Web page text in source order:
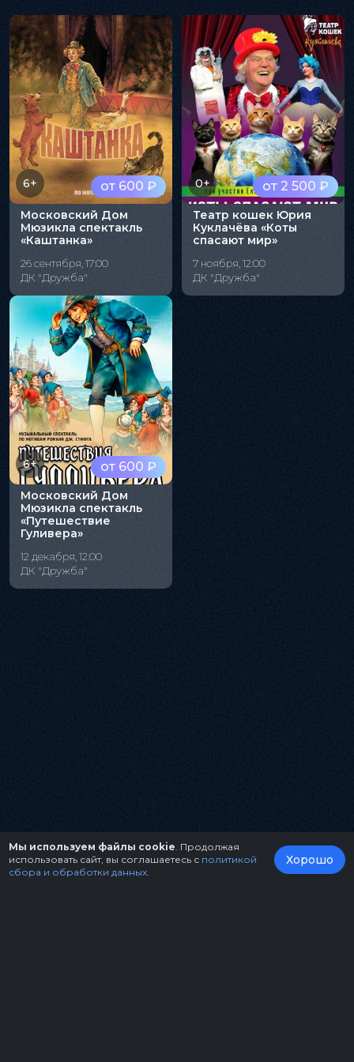
от 600 ₽
6+
Московский Дом
Мюзикла спектакль
«Каштанка»
26 сентября, 17:00
ДК "Дружба"
от 2 500 ₽
0+
Театр кошек Юрия
Куклачёва «Коты
спасают мир»
7 ноября, 12:00
ДК "Дружба"
от 600 ₽
6+
Московский Дом
Мюзикла спектакль
«Путешествие
Гуливера»
12 декабря, 12:00
ДК "Дружба"
Мы используем файлы cookie . Продолжая
использовать сайт, вы соглашаетесь с политикой
сбора и обработки данных
Хорошо